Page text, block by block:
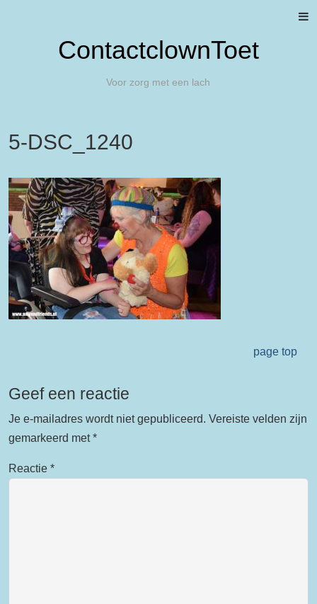
ContactclownToet
Voor zorg met een lach
5-DSC_1240
page top
Geef een reactie
Je e-mailadres wordt niet gepubliceerd. Vereiste velden zijn
gemarkeerd met*
Reactie *